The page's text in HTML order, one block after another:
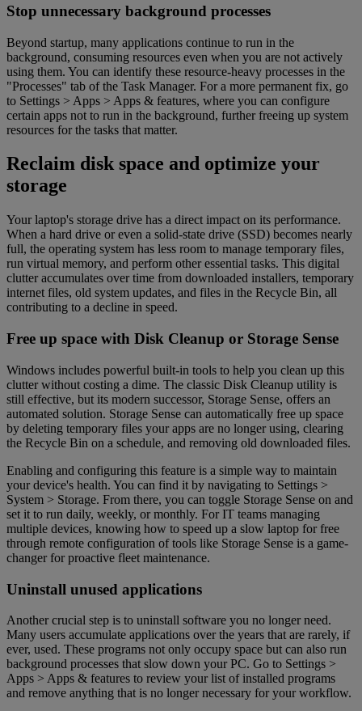
Stop unnecessary background processes
Beyond startup, many applications continue to run in the
background, consuming resources even when you are not actively
using them. You can identify these resource-heavy processes in the
"Processes" tab of the Task Manager. For a more permanent fix, go
to Settings > Apps > Apps & features, where you can configure
certain apps not to run in the background, further freeing up system
resources for the tasks that matter.
Reclaim disk space and optimize your
storage
Your laptop's storage drive has a direct impact on its performance.
When a hard drive or even a solid-state drive (SSD) becomes nearly
full, the operating system has less room to manage temporary files,
run virtual memory, and perform other essential tasks. This digital
clutter accumulates over time from downloaded installers, temporary
internet files, old system updates, and files in the Recycle Bin, all
contributing to a decline in speed.
Free up space with Disk Cleanup or Storage Sense
Windows includes powerful built-in tools to help you clean up this
clutter without costing a dime. The classic Disk Cleanup utility is
still effective, but its modern successor, Storage Sense, offers an
automated solution. Storage Sense can automatically free up space
by deleting temporary files your apps are no longer using, clearing
the Recycle Bin on a schedule, and removing old downloaded files.
Enabling and configuring this feature is a simple way to maintain
your device's health. You can find it by navigating to Settings >
System > Storage. From there, you can toggle Storage Sense on and
set it to run daily, weekly, or monthly. For IT teams managing
multiple devices, knowing how to speed up a slow laptop for free
through remote configuration of tools like Storage Sense is a game-
changer for proactive fleet maintenance.
Uninstall unused applications
Another crucial step is to uninstall software you no longer need.
Many users accumulate applications over the years that are rarely, if
ever, used. These programs not only occupy space but can also run
background processes that slow down your PC. Go to Settings >
Apps > Apps & features to review your list of installed programs
and remove anything that is no longer necessary for your workflow.